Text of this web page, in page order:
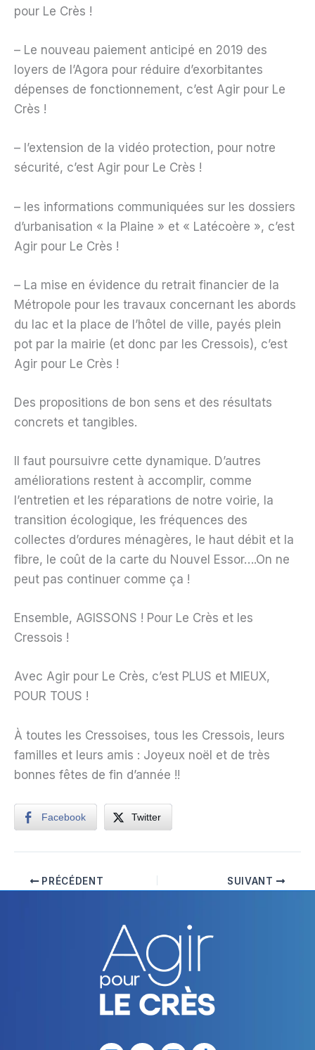
pour Le Crès !
– Le nouveau paiement anticipé en 2019 des
loyers de l’Agora pour réduire d’exorbitantes
dépenses de fonctionnement, c’est Agir pour Le
Crès !
– l’extension de la vidéo protection, pour notre
sécurité, c’est Agir pour Le Crès !
– les informations communiquées sur les dossiers
d’urbanisation « la Plaine » et « Latécoère », c’est
Agir pour Le Crès !
– La mise en évidence du retrait financier de la
Métropole pour les travaux concernant les abords
du lac et la place de l’hôtel de ville, payés plein
pot par la mairie (et donc par les Cressois), c’est
Agir pour Le Crès !
Des propositions de bon sens et des résultats
concrets et tangibles.
Il faut poursuivre cette dynamique. D’autres
améliorations restent à accomplir, comme
l’entretien et les réparations de notre voirie, la
transition écologique, les fréquences des
collectes d’ordures ménagères, le haut débit et la
fibre, le coût de la carte du Nouvel Essor….On ne
peut pas continuer comme ça !
Ensemble, AGISSONS ! Pour Le Crès et les
Cressois !
Avec Agir pour Le Crès, c’est PLUS et MIEUX,
POUR TOUS !
À toutes les Cressoises, tous les Cressois, leurs
familles et leurs amis : Joyeux noël et de très
bonnes fêtes de fin d’année !!
Facebook Twitter
PRÉCÉDENT SUIVANT